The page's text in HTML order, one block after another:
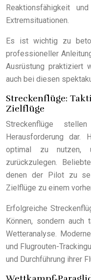
Reaktionsfähigkeit
Extremsituationen.
Es ist wichtig zu
professioneller
Ausrüstung praktiziert
auch bei diesen
Streckenflüge:
Zielflüge
Streckenflüge
Herausforderung
optimal zu nutzen,
zurückzulegen.
denen der Pilot zu
Zielflüge zu einem
Erfolgreiche
Können, sondern
Wetteranalyse.
und Flugrouten-
und Durchführung ihrer